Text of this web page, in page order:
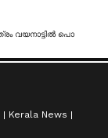
Kerala News